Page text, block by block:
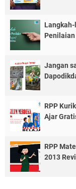
Penilaian
Jangan
RPP
Ajar
RPP
2013